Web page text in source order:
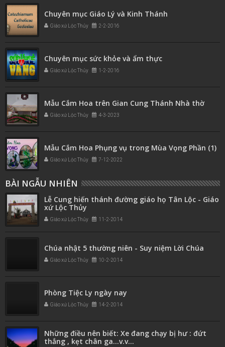
Chuyên mục Giáo Lý và Kinh Thánh
Giáo xứ Lộc Thủy 2-2-2016
Chuyên mục sức khỏe và ẩm thực
Giáo xứ Lộc Thủy 1-2-2016
Mẫu Cắm Hoa trên Gian Cung Thánh Nhà thờ
Giáo xứ Lộc Thủy 4-3-2023
Mẫu Cắm Hoa Phụng vụ trong Mùa Vọng Phần (1)
Giáo xứ Lộc Thủy 7-12-2022
BÀI NGẪU NHIÊN
Lễ Cung hiến thánh đường giáo họ Tân Lộc - Giáo
xứ Lộc Thủy
Giáo xứ Lộc Thủy 11-2-2014
Chúa nhật 5 thường niên - Suy niệm Lời Chúa
Giáo xứ Lộc Thủy 10-2-2014
Phòng Tiệc Ly ngày nay
Giáo xứ Lộc Thủy 14-2-2014
Những điều nên biết: Xe đang chạy bị hư : đứt
thắng , kẹt chân ga...v.v...